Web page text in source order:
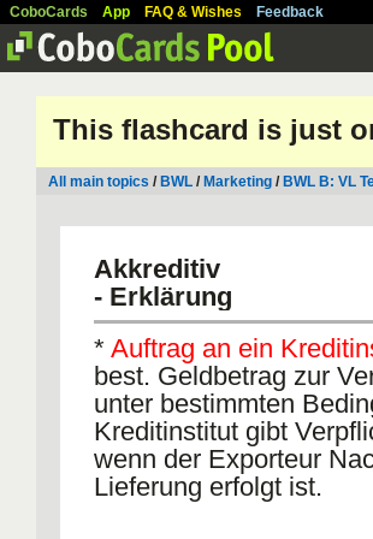
CoboCards App FAQ & Wishes Feedback
This flashcard is just
All main topics / BWL / Marketing / BWL B: VL
Akkreditiv
- Erklärung
* Auftrag an ein
best. Geldbetrag zur
unter bestimmten
Kreditinstitut gibt
wenn der Exporteur
Lieferung erfolgt ist.